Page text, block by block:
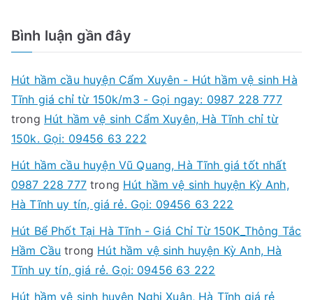
Bình luận gần đây
Hút hầm cầu huyện Cẩm Xuyên - Hút hầm vệ sinh Hà
Tĩnh giá chỉ từ 150k/m3 - Gọi ngay: 0987 228 777
trong Hút hầm vệ sinh Cẩm Xuyên, Hà Tĩnh chỉ từ
150k. Gọi: 09456 63 222
Hút hầm cầu huyện Vũ Quang, Hà Tĩnh giá tốt nhất
0987 228 777trong Hút hầm vệ sinh huyện Kỳ Anh,
Hà Tĩnh uy tín, giá rẻ. Gọi: 09456 63 222
Hút Bể Phốt Tại Hà Tĩnh - Giá Chỉ Từ 150K_Thông Tắc
Hầm Cầu trong Hút hầm vệ sinh huyện Kỳ Anh, Hà
Tĩnh uy tín, giá rẻ. Gọi: 09456 63 222
Hút hầm vệ sinh huyện Nghi Xuân, Hà Tĩnh giá rẻ